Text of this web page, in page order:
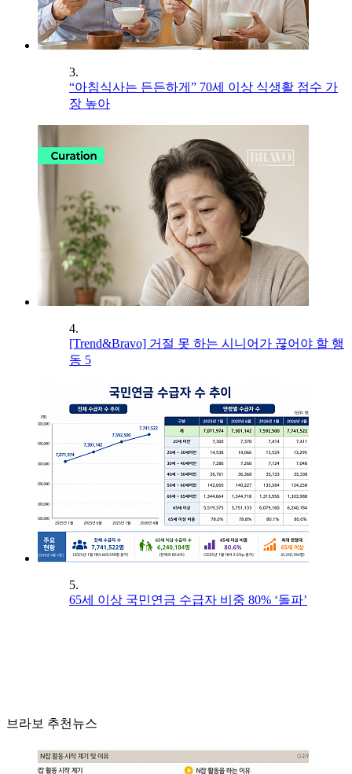
3.
“아침식사는 든든하게” 70세 이상 식생활 점수 가
장 높아
4.
[Trend&Bravo] 거절 못 하는 시니어가 끊어야 할 행
동 5
5.
65세 이상 국민연금 수급자 비중 80% ‘돌파’
브라보 추천뉴스